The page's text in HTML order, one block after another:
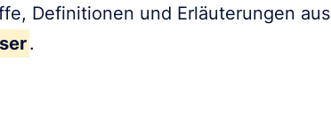
Definitionen und Erläuterungen
.